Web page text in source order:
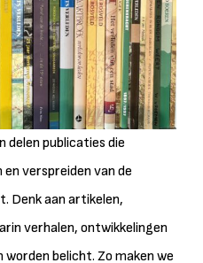
delen publicaties die
verspreiden van de
Denk aan artikelen,
verhalen, ontwikkelingen
belicht. Zo maken we